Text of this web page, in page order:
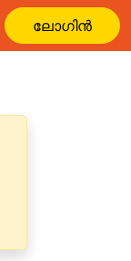
ലോഗിൻ